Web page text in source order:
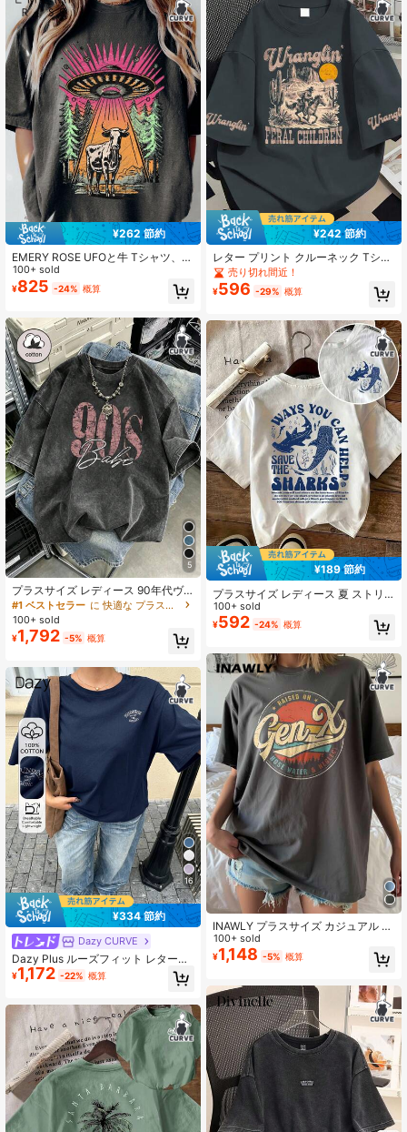
¥262 節約
EMERY ROSE UFOと牛 Tシャツ、お
もしろヴィンテージエイリアングラ
フィックTシャツ、ユニセックス ソ
フトカラフルTシャツ、プラスサイズ
ャツ
100+ sold
¥825 -24% 概算
5
プラスサイズ レディース 90年代ヴ
ィンテージプリントTシャツ レトロ
大文字パターン カジュアル 半袖 ウ
ォッシュ加工 ブラック 夏用トップス
#1 ベストセラー
に 快適な プラスサイズのトップス
100+ sold
¥1,792 -5% 概算
16
¥334 節約
Dazy CURVE
Dazy Plus ルーズフィット レタープ
リント クルーネック カジュアル プ
ラスサイズ ブラウン Tシャツ レディ
¥1,172 -22% 概算
¥242 節約
レター プリント クルーネック Tシャ
ツ、プラスサイズ レディース トップ
ス、バケーション、母の日、バレン
タインデー、新学期、日常着に適し
売り切れ間近！
¥596 -29% 概算
¥189 節約
プラスサイズ レディース 夏 ストリ
ートファッション サメ柄 海洋保護デ
ザイン ルーズ 半袖Tシャツ カジュア
ル ホワイト
100+ sold
¥592 -24% 概算
INAWLY プラスサイズ カジュアル ゆ
とり 文字プリント 半袖Tシャツ
100+ sold
¥1,148 -5% 概算